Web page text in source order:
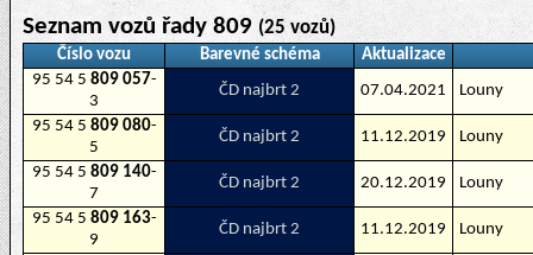
Seznam vozů řady 809 (25 vozů)
Číslo vozu Barevné schéma
Aktualizace
95 54 5 809 057-
3
ČD najbrt 2 07.04.2021
Louny
95 54 5 809 080-
5
ČD najbrt 2 11.12.2019
Louny
95 54 5 809 140-
7
ČD najbrt 2 20.12.2019
Louny
95 54 5 809 163-
9
ČD najbrt 2 11.12.2019
Louny